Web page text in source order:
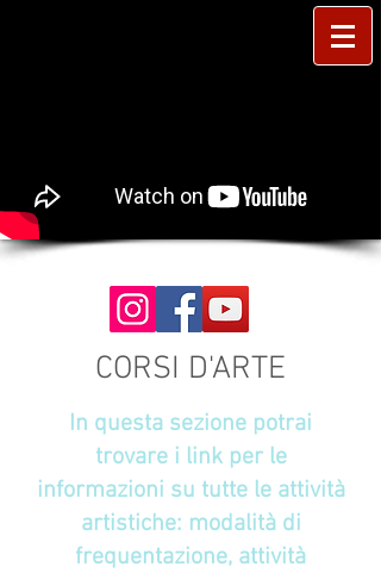
CORSI D'ARTE
In questa sezione potrai
trovare i link per le
informazioni su tutte le attività
artistiche: modalità di
frequentazione, attività